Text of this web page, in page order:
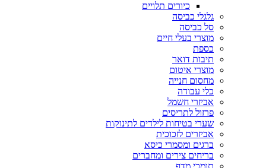
כיורים תלויים
גלגלי כביסה
סל כביסה
מוצרי בעלי חיים
כספת
תיבות דואר
מוצרי איטום
מחסום חנייה
כלי עבודה
אביזרי חשמל
פרזול לתריסים
שערי בטיחות לילדים לתינוקות
אביזרים לזכוכית
ברגים ומסמרי כיסא
בריחים צירים ומחברים
תומכי מדף